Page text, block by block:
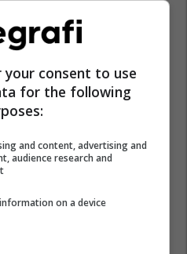
Reklamo këtu
me kartelë
consent to use
for the following
and content, advertising and
audience research and
on a device